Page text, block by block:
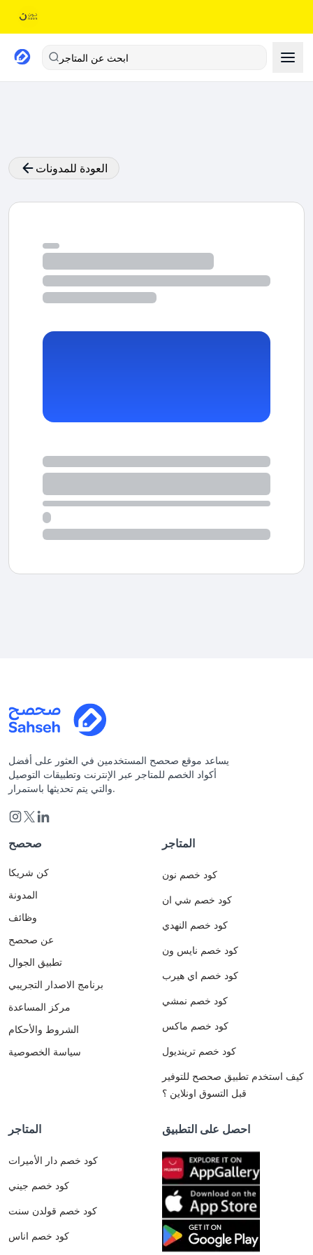
ابحث عن المتاجر
العودة للمدونات
يساعد موقع صحصح المستخدمين في العثور على أفضل
أكواد الخصم للمتاجر عبر الإنترنت وتطبيقات التوصيل
والتي يتم تحديثها باستمرار.
صحصح
كن شريكا
المدونة
وظائف
عن صحصح
تطبيق الجوال
برنامج الاصدار التجريبي
مركز المساعدة
الشروط والأحكام
سياسة الخصوصية
المتاجر
كود خصم نون
كود خصم شي ان
كود خصم النهدي
كود خصم نايس ون
كود خصم اي هيرب
كود خصم نمشي
كود خصم ماكس
كود خصم ترينديول
كيف استخدم تطبيق صحصح للتوفير
قبل التسوق اونلاين ؟
المتاجر
كود خصم دار الأميرات
كود خصم جيني
كود خصم قولدن سنت
كود خصم اناس
احصل على التطبيق